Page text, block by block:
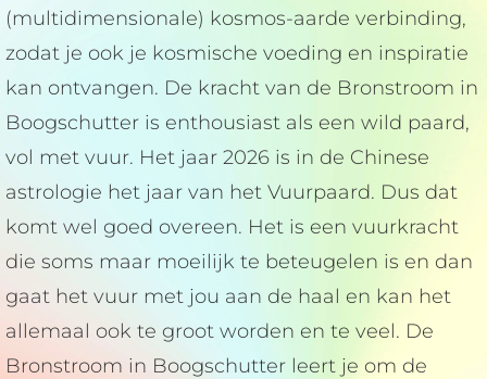
(multidimensionale) kosmos-aarde verbinding,
zodat je ook je kosmische voeding en inspiratie
kan ontvangen. De kracht van de Bronstroom in
Boogschutter is enthousiast als een wild paard,
vol met vuur. Het jaar 2026 is in de Chinese
astrologie het jaar van het Vuurpaard. Dus dat
komt wel goed overeen. Het is een vuurkracht
die soms maar moeilijk te beteugelen is en dan
gaat het vuur met jou aan de haal en kan het
allemaal ook te groot worden en te veel. De
Bronstroom in Boogschutter leert je om de